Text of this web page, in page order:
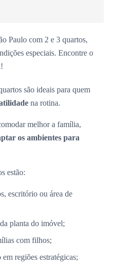
Paulo com 2 e 3 quartos,
especiais. Encontre o
são ideais para quem
na rotina.
melhor a família,
os ambientes para
estão:
escritório ou área de
planta do imóvel;
com filhos;
regiões estratégicas;